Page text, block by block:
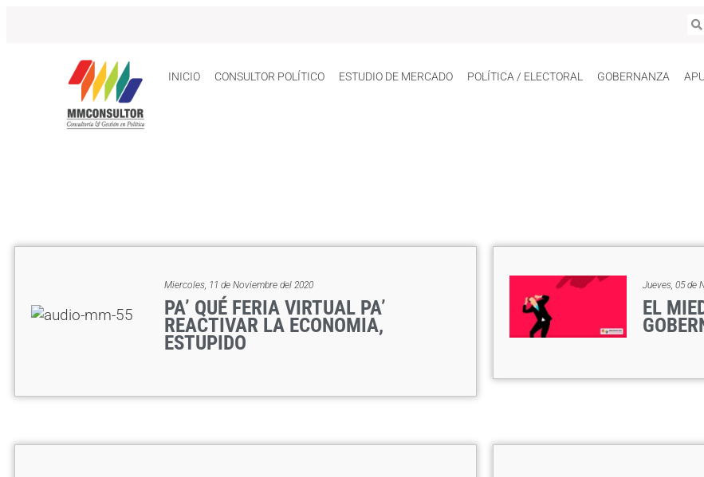
INICIO CONSULTOR POLÍTICO ESTUDIO DE MERCADO POLÍTICA / ELECTORAL GOBERNANZA
Miercoles, 11 de Noviembre del 2020
PA’ QUÉ FERIA VIRTUAL PA’
REACTIVAR LA ECONOMIA,
ESTUPIDO
Jueves, 05 de
EL